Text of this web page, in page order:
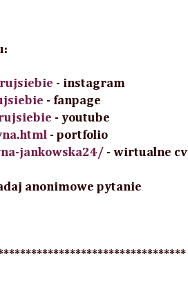
- instagram
- fanpage
- youtube
- portfolio
jankowska24/ - wirtualne cv
j anonimowe pytanie